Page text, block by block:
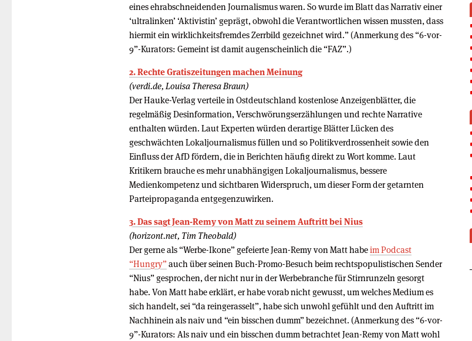
eines ehrabschneidenden Journalismus waren. So wurde im Blatt das Narrativ einer
‘ultralinken’ ‘Aktivistin’ geprägt, obwohl die Verantwortlichen wissen mussten, dass
hiermit ein wirklichkeitsfremdes Zerrbild gezeichnet wird.” (Anmerkung des “6-vor-
9”-Kurators: Gemeint ist damit augenscheinlich die “FAZ”.)
2. Rechte Gratiszeitungen machen Meinung
(verdi.de, Louisa Theresa Braun)
Der Hauke-Verlag verteile in Ostdeutschland kostenlose Anzeigenblätter, die
regelmäßig Desinformation, Verschwörungserzählungen und rechte Narrative
enthalten würden. Laut Experten würden derartige Blätter Lücken des
geschwächten Lokaljournalismus füllen und so Politikverdrossenheit sowie den
Einfluss der AfD fördern, die in Berichten häufig direkt zu Wort komme. Laut
Kritikern brauche es mehr unabhängigen Lokaljournalismus, bessere
Medienkompetenz und sichtbaren Widerspruch, um dieser Form der getarnten
Parteipropaganda entgegenzuwirken.
3. Das sagt Jean-Remy von Matt zu seinem Auftritt bei Nius
(horizont.net, Tim Theobald)
Der gerne als “Werbe-Ikone” gefeierte Jean-Remy von Matt habeim Podcast
“Hungry”auch über seinen Buch-Promo-Besuch beim rechtspopulistischen Sender
“Nius” gesprochen, der nicht nur in der Werbebranche für Stirnrunzeln gesorgt
habe. Von Matt habe erklärt, er habe vorab nicht gewusst, um welches Medium es
sich handelt, sei “da reingerasselt”, habe sich unwohl gefühlt und den Auftritt im
Nachhinein als naiv und “ein bisschen dumm” bezeichnet. (Anmerkung des “6-vor-
9”-Kurators: Als naiv und ein bisschen dumm betrachtet Jean-Remy von Matt wohl